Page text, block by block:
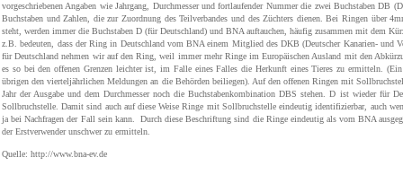
vorgeschriebenen Angaben wie Jahrgang, Durchmesser und fortlaufender Nummer die zwei Buchstaben
Buchstaben und Zahlen, die zur Zuordnung des Teilverbandes und des Züchters dienen. Bei Ringen über
steht, werden immer die Buchstaben D (für Deutschland) und BNA auftauchen, häufig zusammen mit dem
z.B. bedeuten, dass der Ring in Deutschland vom BNA einem Mitglied des DKB (Deutscher Kanarien- und
für Deutschland nehmen wir auf den Ring, weil immer mehr Ringe im Europäischen Ausland mit den
es so bei den offenen Grenzen leichter ist, im Falle eines Falles die Herkunft eines Tieres zu ermitteln.
übrigen den vierteljährlichen Meldungen an die Behörden beiliegen). Auf den offenen Ringen mit
Jahr der Ausgabe und dem Durchmesser noch die Buchstabenkombination DBS stehen. D ist wieder für
Sollbruchstelle. Damit sind auch auf diese Weise Ringe mit Sollbruchstelle eindeutig identifizierbar, auch
ja bei Nachfragen der Fall sein kann.
Durch diese Beschriftung sind die Ringe eindeutig als vom BNA
der Erstverwender unschwer zu ermitteln.
Quelle: http://www.bna-ev.de